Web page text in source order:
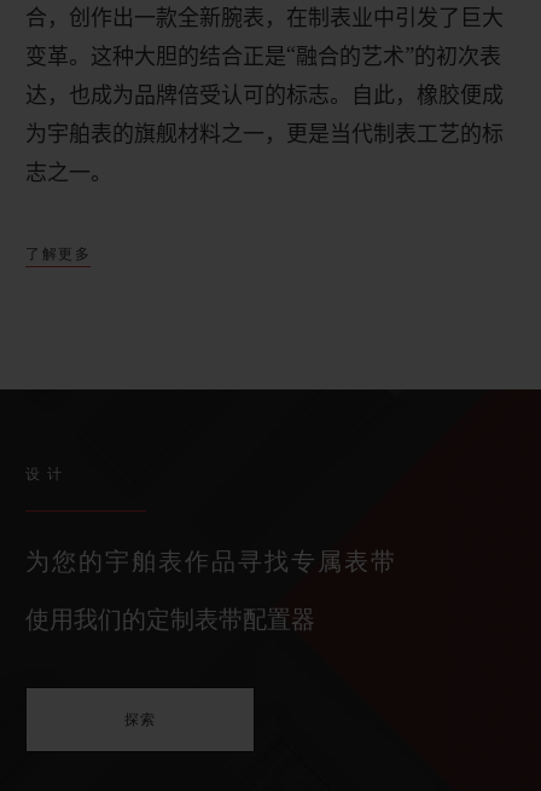
合，创作出一款全新腕表，在制表业中引发了巨大
变革。这种大胆的结合正是“融合的艺术”的初次表
达，也成为品牌倍受认可的标志。自此，橡胶便成
为宇舶表的旗舰材料之一，更是当代制表工艺的标
志之一。
了解更多
设计
为您的宇舶表作品寻找专属表带
使用我们的定制表带配置器
探索